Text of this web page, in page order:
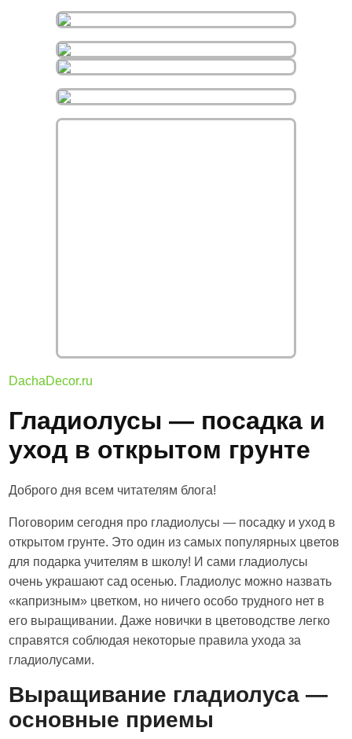
DachaDecor.ru
Гладиолусы — посадка и
уход в открытом грунте
Доброго дня всем читателям блога!
Поговорим сегодня про гладиолусы — посадку и уход в
открытом грунте. Это один из самых популярных цветов
для подарка учителям в школу! И сами гладиолусы
очень украшают сад осенью. Гладиолус можно назвать
«капризным» цветком, но ничего особо трудного нет в
его выращивании. Даже новички в цветоводстве легко
справятся соблюдая некоторые правила ухода за
гладиолусами.
Выращивание гладиолуса —
основные приемы